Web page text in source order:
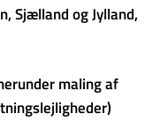
Sjælland og Jylland,
maling af